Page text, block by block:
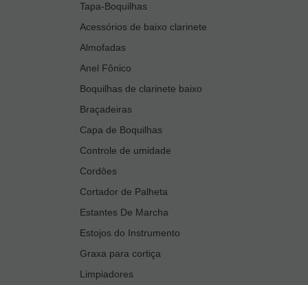
Tapa-Boquilhas
Acessórios de baixo clarinete
Almofadas
Anel Fônico
Boquilhas de clarinete baixo
Braçadeiras
Capa de Boquilhas
Controle de umidade
Cordôes
Cortador de Palheta
Estantes De Marcha
Estojos do Instrumento
Graxa para cortiça
Limpiadores